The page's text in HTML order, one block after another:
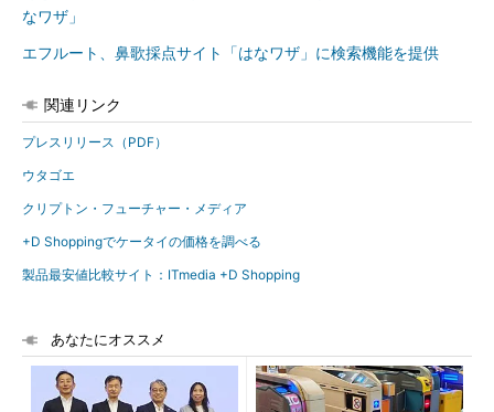
なワザ」
エフルート、鼻歌採点サイト「はなワザ」に検索機能を提供
関連リンク
プレスリリース（PDF）
ウタゴエ
クリプトン・フューチャー・メディア
+D Shoppingでケータイの価格を調べる
製品最安値比較サイト：ITmedia +D Shopping
あなたにオススメ